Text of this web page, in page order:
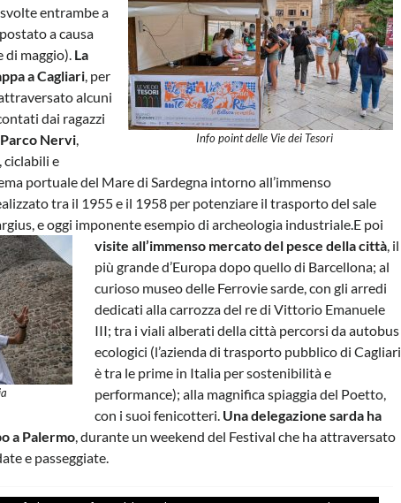
Info point delle Vie dei Tesori
svolte entrambe a
a causa
maggio). La
a Cagliari , per
alcuni
dai ragazzi
Parco Nervi
ciclabili e
portuale del Mare di Sardegna intorno all’immenso
tra il 1955 e il 1958 per potenziare il trasporto del sale
e oggi imponente esempio di archeologia industriale. E poi
visite all’immenso mercato del pesce della città , il
più grande d’Europa dopo quello di Barcellona; al
curioso museo delle Ferrovie sarde, con gli arredi
dedicati alla carrozza del re di Vittorio Emanuele
III; tra i viali alberati della città percorsi da autobus
ecologici (l’azienda di trasporto pubblico di Cagliari
è tra le prime in Italia per sostenibilità e
performance); alla magnifica spiaggia del Poetto,
con i suoi fenicotteri. Una delegazione sarda ha
a Palermo , durante un weekend del Festival che ha attraversato
e passeggiate.